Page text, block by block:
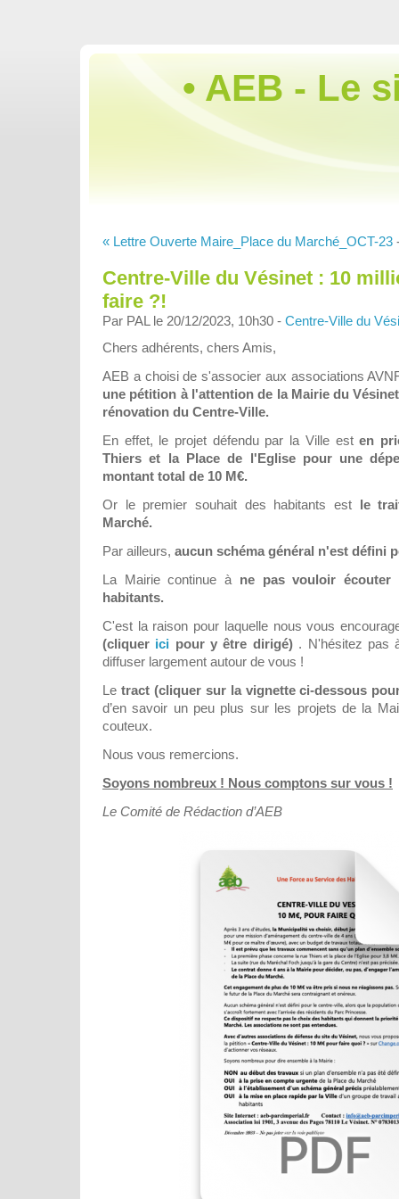
• AEB - Le
« Lettre Ouverte Maire_Place du Marché_OCT-23
Centre-Ville du Vésinet : 10
faire ?!
Par PAL le 20/12/2023, 10h30 - Centre-Ville du
Chers adhérents, chers Amis,
AEB a choisi de s'associer aux associations
une pétition à l'attention de la Mairie du
rénovation du Centre-Ville.
En effet, le projet défendu par la Ville esten
Thiers et la Place de l'Eglise pour une
montant total de 10 M€.
Or le premier souhait des habitants est le
Marché.
Par ailleurs, aucun schéma général n'est défini
La Mairie continue à ne pas vouloir écouter
habitants.
C'est la raison pour laquelle nous vous
(cliquer ici pour y être dirigé) . N'hésitez pas
diffuser largement autour de vous !
Le tract (cliquer sur la vignette ci-dessous
d’en savoir un peu plus sur les projets de la
couteux.
Nous vous remercions.
Soyons nombreux ! Nous comptons sur vous !
Le Comité de Rédaction d’AEB